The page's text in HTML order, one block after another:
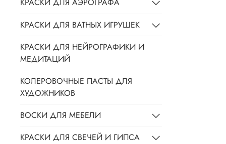
КРАСКИ ДЛЯ АЭРОГРАФА
КРАСКИ ДЛЯ ВАТНЫХ ИГРУШЕК
КРАСКИ ДЛЯ НЕЙРОГРАФИКИ И
МЕДИТАЦИЙ
КОЛЕРОВОЧНЫЕ ПАСТЫ ДЛЯ
ХУДОЖНИКОВ
ВОСКИ ДЛЯ МЕБЕЛИ
КРАСКИ ДЛЯ СВЕЧЕЙ И ГИПСА